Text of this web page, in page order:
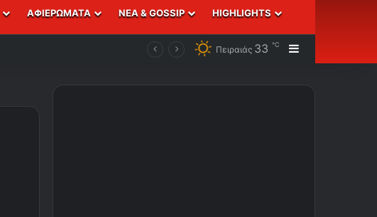
ΑΦΙΕΡΩΜΑΤΑ ΝΕΑ & GOSSIP HIGHLIGHTS
Πειραιάς 33 ℃